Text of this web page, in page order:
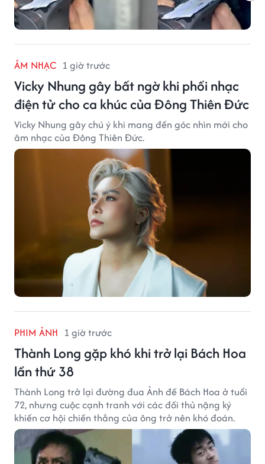
ÂM NHẠC 1 giờ trước
Vicky Nhung gây bất ngờ khi phối nhạc
điện tử cho ca khúc của Đông Thiên Đức
Vicky Nhung gây chú ý khi mang đến góc nhìn mới cho
âm nhạc của Đông Thiên Đức.
PHIM ẢNH 1 giờ trước
Thành Long gặp khó khi trở lại Bách Hoa
lần thứ 38
Thành Long trở lại đường đua Ảnh đế Bách Hoa ở tuổi
72, nhưng cuộc cạnh tranh với các đối thủ nặng ký
khiến cơ hội chiến thắng của ông trở nên khó đoán.